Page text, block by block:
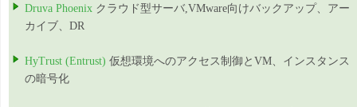
Druva Phoenix クラウド型サーバ,VMware向けバックアップ、アー
カイブ、DR
HyTrust (Entrust) 仮想環境へのアクセス制御とVM、インスタンス
の暗号化